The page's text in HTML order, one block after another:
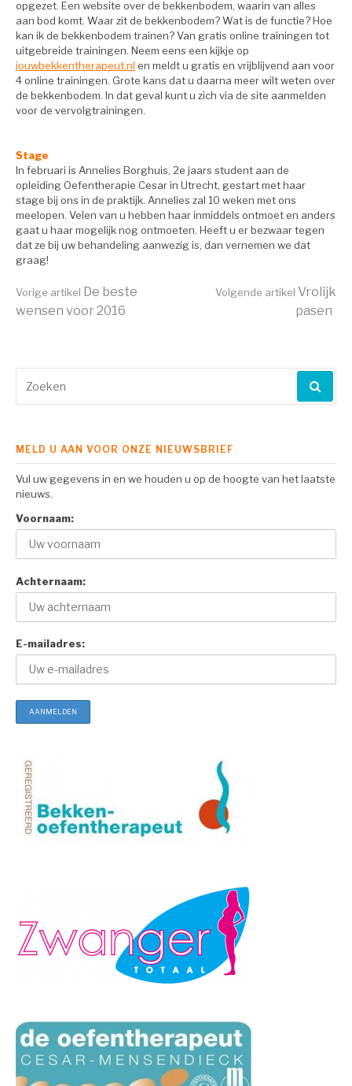
opgezet. Een website over de bekkenbodem, waarin van alles
aan bod komt. Waar zit de bekkenbodem? Wat is de functie? Hoe
kan ik de bekkenbodem trainen? Van gratis online trainingen tot
uitgebreide trainingen. Neem eens een kijkje op
jouwbekkentherapeut.nl en meldt u gratis en vrijblijvend aan voor
4 online trainingen. Grote kans dat u daarna meer wilt weten over
de bekkenbodem. In dat geval kunt u zich via de site aanmelden
voor de vervolgtrainingen.
Stage
In februari is Annelies Borghuis, 2e jaars student aan de
opleiding Oefentherapie Cesar in Utrecht, gestart met haar
stage bij ons in de praktijk. Annelies zal 10 weken met ons
meelopen. Velen van u hebben haar inmiddels ontmoet en anders
gaat u haar mogelijk nog ontmoeten. Heeft u er bezwaar tegen
dat ze bij uw behandeling aanwezig is, dan vernemen we dat
graag!
Verder
lezen
Vorige artikel De beste
wensen voor 2016
Volgende artikel Vrolijk
pasen
naar:
MELD U AAN VOOR ONZE NIEUWSBRIEF
Vul uw gegevens in en we houden u op de hoogte van het laatste
nieuws.
Voornaam:
Achternaam:
E-mailadres: